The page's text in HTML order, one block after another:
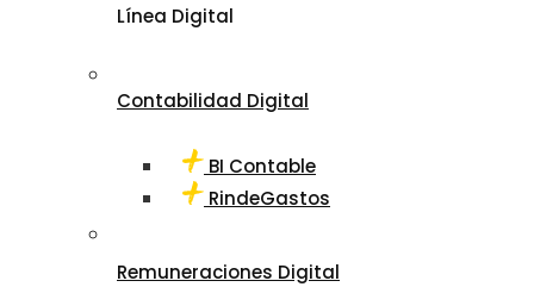
Línea Digital
Contabilidad Digital
BI Contable
RindeGastos
Remuneraciones Digital